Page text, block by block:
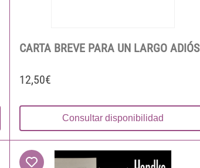
CARTA BREVE PARA UN LARGO ADIÓS
12,50€
Consultar disponibilidad